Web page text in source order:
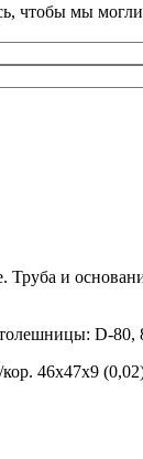
чтобы мы
Труба и
D-80,
46х47х9